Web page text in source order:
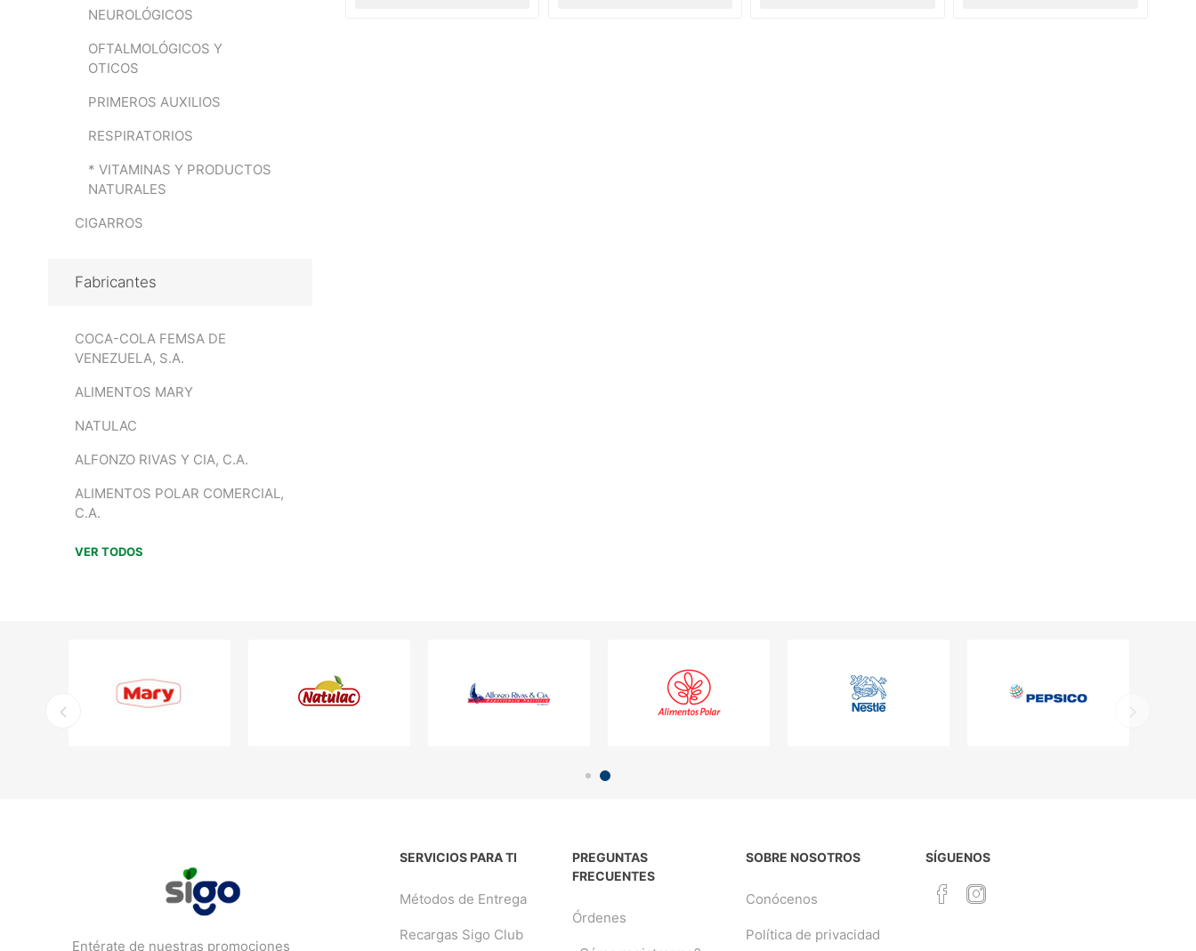
NEUROLÓGICOS
OFTALMOLÓGICOS Y
OTICOS
PRIMEROS AUXILIOS
RESPIRATORIOS
* VITAMINAS Y PRODUCTOS
NATURALES
CIGARROS
Fabricantes
COCA-COLA FEMSA DE
VENEZUELA, S.A.
ALIMENTOS MARY
NATULAC
ALFONZO RIVAS Y CIA, C.A.
ALIMENTOS POLAR COMERCIAL,
C.A.
VER TODOS
Entérate de nuestras promociones
SERVICIOS PARA TI
Métodos de Entrega
Recargas Sigo Club
PREGUNTAS
FRECUENTES
Órdenes
SOBRE NOSOTROS
Conócenos
Política de privacidad
SÍGUENOS